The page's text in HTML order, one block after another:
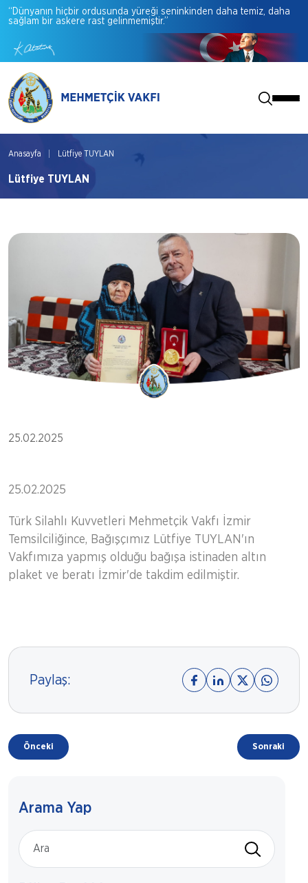
“Dünyanın hiçbir ordusunda yüreği seninkinden daha temiz, daha
sağlam bir askere rast gelinmemiştir.”
Anasayfa Lütfiye TUYLAN
Lütfiye TUYLAN
25.02.2025
25.02.2025
Türk Silahlı Kuvvetleri Mehmetçik Vakfı İzmir
Temsilciliğince, Bağışçımız Lütfiye TUYLAN'ın
Vakfımıza yapmış olduğu bağışa istinaden altın
plaket ve beratı İzmir'de takdim edilmiştir.
Paylaş:
Önceki Sonraki
Arama Yap